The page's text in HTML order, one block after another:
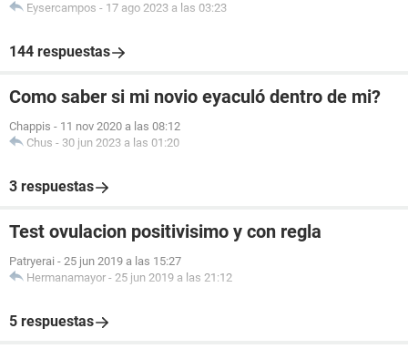
Eysercampos - 17 ago 2023 a las 03:23
144 respuestas
Como saber si mi novio eyaculó dentro de mi?
Chappis - 11 nov 2020 a las 08:12
Chus - 30 jun 2023 a las 01:20
3 respuestas
Test ovulacion positivisimo y con regla
Patryerai - 25 jun 2019 a las 15:27
Hermanamayor - 25 jun 2019 a las 21:12
5 respuestas